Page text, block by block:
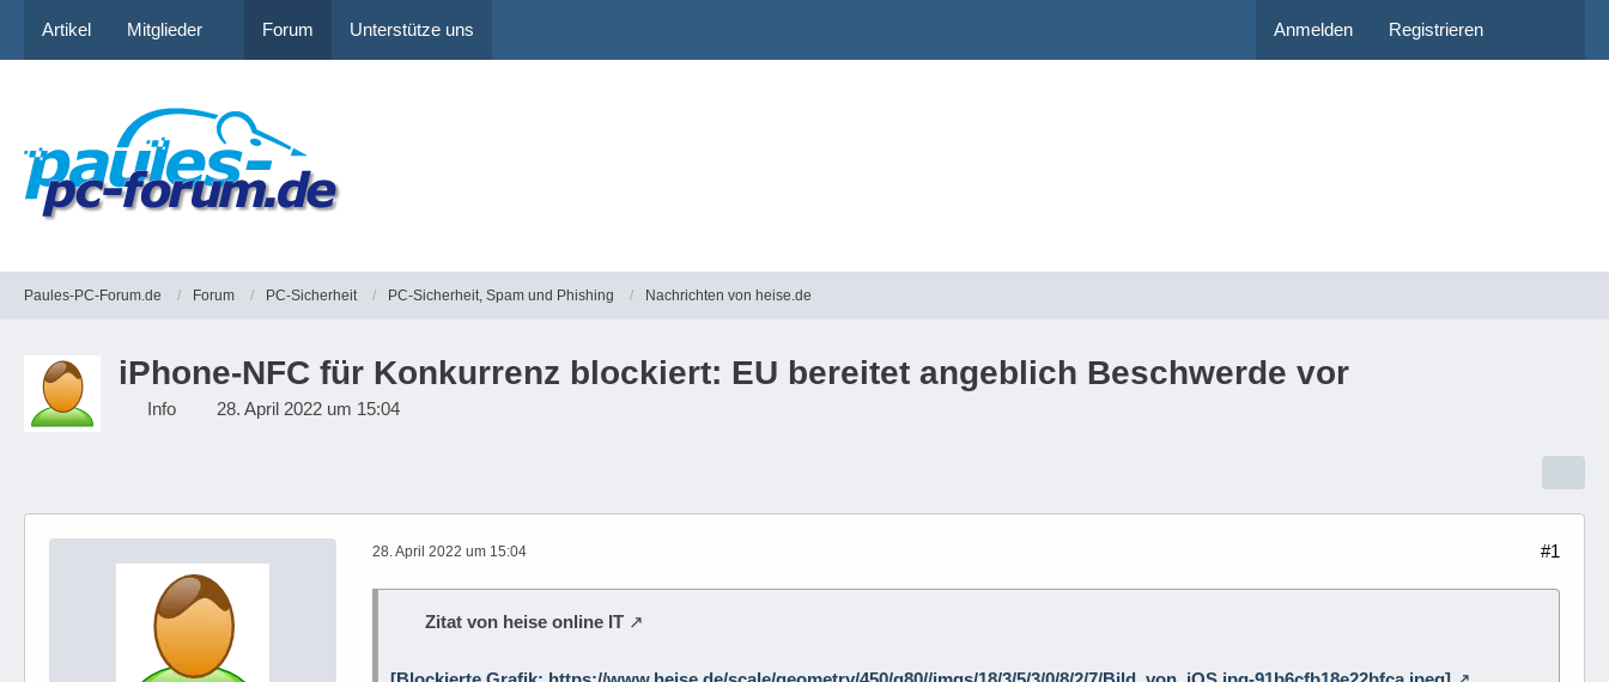
Artikel Mitglieder Forum Unterstütze uns Anmelden Registrieren
Paules-PC-Forum.de Forum PC-Sicherheit PC-Sicherheit, Spam und Phishing Nachrichten von heise.de
iPhone-NFC für Konkurrenz blockiert: EU bereitet angeblich Beschwerde vor
Info 28. April 2022 um 15:04
28. April 2022 um 15:04 #1
Zitat von heise online IT